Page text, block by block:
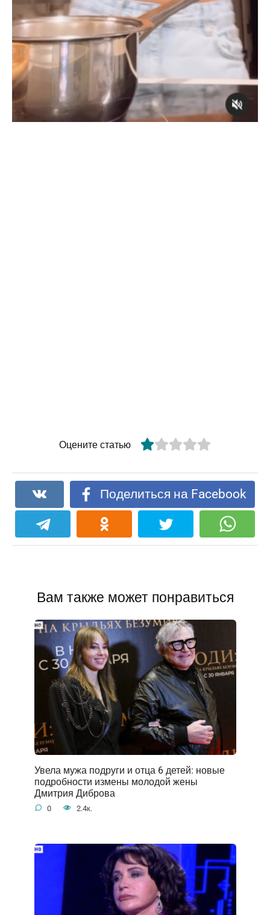
Оцените статью
Поделиться на Facebook
Вам также может понравиться
Увела мужа подруги и отца 6 детей: новые
подробности измены молодой жены
Дмитрия Диброва
0 2.4к.